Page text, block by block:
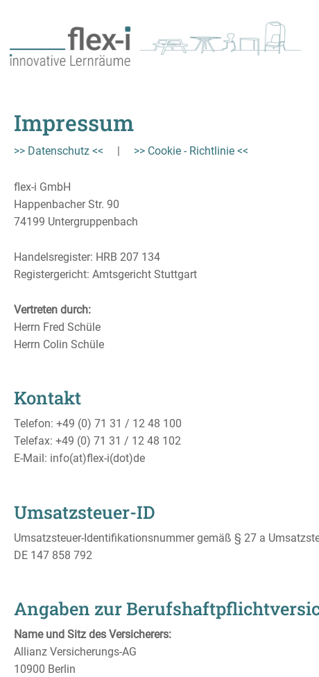
Impressum
>> Datenschutz << >> Cookie - Richtlinie <<
flex-i GmbH
Happenbacher Str. 90
74199 Untergruppenbach
Handelsregister: HRB 207 134
Registergericht: Amtsgericht Stuttgart
Vertreten durch:
Herrn Fred Schüle
Herrn Colin Schüle
Kontakt
Telefon: +49 (0) 71 31 / 12 48 100
Telefax: +49 (0) 71 31 / 12 48 102
E-Mail: info(at)flex-i(dot)de
Umsatzsteuer-ID
Umsatzsteuer-Identifikationsnummer gemäß § 27 a
DE 147 858 792
Angaben zur
Name und Sitz des Versicherers:
Allianz Versicherungs-AG
10900 Berlin